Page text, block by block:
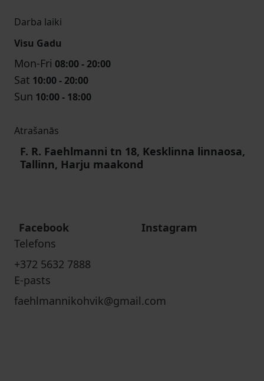
Darba laiki
Visu Gadu
Mon-Fri 08:00 - 20:00
Sat 10:00 - 20:00
Sun 10:00 - 18:00
Atrašanās
F. R. Faehlmanni tn 18, Kesklinna linnaosa,
Tallinn, Harju maakond
Facebook
Instagram
Telefons
+372 5632 7888
E-pasts
faehlmannikohvik@gmail.com